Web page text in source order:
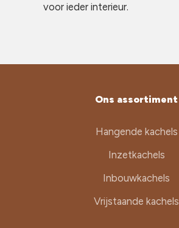
voor ieder interieur.
Ons assortiment
Hangende kachels
Inzetkachels
Inbouwkachels
Vrijstaande kachels